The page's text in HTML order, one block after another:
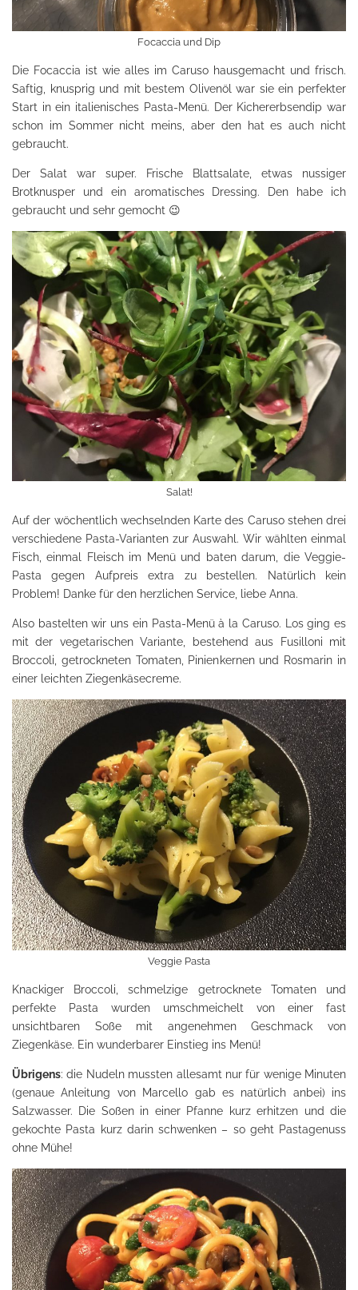
Focaccia und Dip
Die Focaccia ist wie alles im Caruso hausgemacht und frisch.
Saftig, knusprig und mit bestem Olivenöl war sie ein perfekter
Start in ein italienisches Pasta-Menü. Der Kichererbsendip war
schon im Sommer nicht meins, aber den hat es auch nicht
gebraucht.
Der Salat war super. Frische Blattsalate, etwas nussiger
Brotknusper und ein aromatisches Dressing. Den habe ich
gebraucht und sehr gemocht 😉
Salat!
Auf der wöchentlich wechselnden Karte des Caruso stehen drei
verschiedene Pasta-Varianten zur Auswahl. Wir wählten einmal
Fisch, einmal Fleisch im Menü und baten darum, die Veggie-
Pasta gegen Aufpreis extra zu bestellen. Natürlich kein
Problem! Danke für den herzlichen Service, liebe Anna.
Also bastelten wir uns ein Pasta-Menü à la Caruso. Los ging es
mit der vegetarischen Variante, bestehend aus Fusilloni mit
Broccoli, getrockneten Tomaten, Pinienkernen und Rosmarin in
einer leichten Ziegenkäsecreme.
Veggie Pasta
Knackiger Broccoli, schmelzige getrocknete Tomaten und
perfekte Pasta wurden umschmeichelt von einer fast
unsichtbaren Soße mit angenehmen Geschmack von
Ziegenkäse. Ein wunderbarer Einstieg ins Menü!
Übrigens: die Nudeln mussten allesamt nur für wenige Minuten
(genaue Anleitung von Marcello gab es natürlich anbei) ins
Salzwasser. Die Soßen in einer Pfanne kurz erhitzen und die
gekochte Pasta kurz darin schwenken – so geht Pastagenuss
ohne Mühe!